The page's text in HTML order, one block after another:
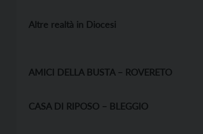
Altre realtà in Diocesi
AMICI DELLA BUSTA – ROVERETO
CASA DI RIPOSO – BLEGGIO